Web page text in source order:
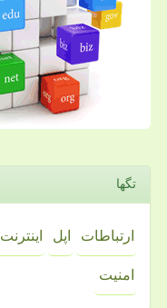
تگها
ارتباطات اپل اینترنت
امنیت